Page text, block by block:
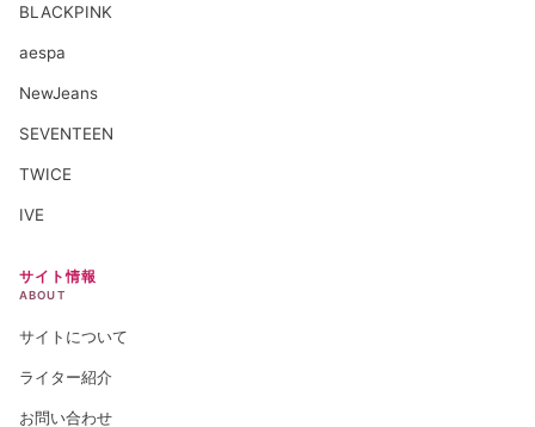
BLACKPINK
aespa
NewJeans
SEVENTEEN
TWICE
IVE
サイト情報
ABOUT
サイトについて
ライター紹介
お問い合わせ